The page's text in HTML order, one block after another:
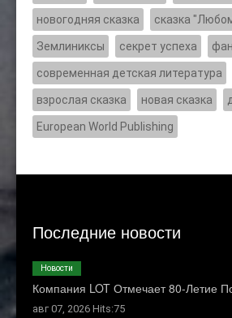
новогодняя сказка сказка
Землиниксы секрет успеха
современная детская литература
взрослая сказка новая сказка
European World Publishing
Последние новости
Компания LOT Отмечает 80-Летие
авг 07, 2026 Hits:75
Новости